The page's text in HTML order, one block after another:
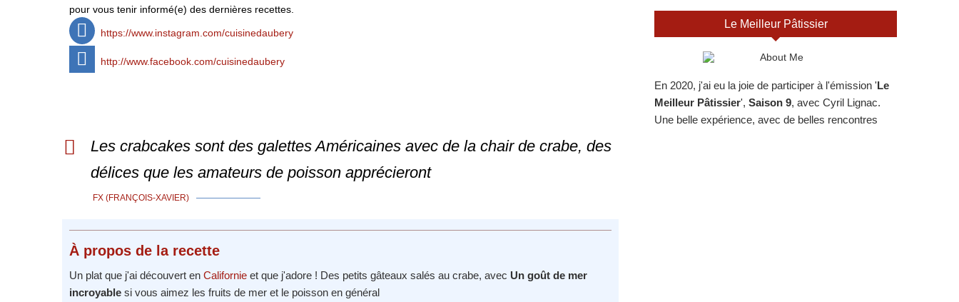
pour vous tenir informé(e) des dernières recettes.
https://www.instagram.com/cuisinedaubery
http://www.facebook.com/cuisinedaubery
Les crabcakes sont des galettes Américaines avec de la chair de crabe, des
délices que les amateurs de poisson apprécieront
FX (FRANÇOIS-XAVIER)
À propos de la recette
Un plat que j'ai découvert en Californie et que j'adore ! Des petits gâteaux salés au crabe, avec Un goût de mer
incroyable si vous aimez les fruits de mer et le poisson en général
Le Meilleur Pâtissier
En 2020, j'ai eu la joie de participer à l'émission 'Le
Meilleur Pâtissier', Saison 9, avec Cyril Lignac.
Une belle expérience, avec de belles rencontres